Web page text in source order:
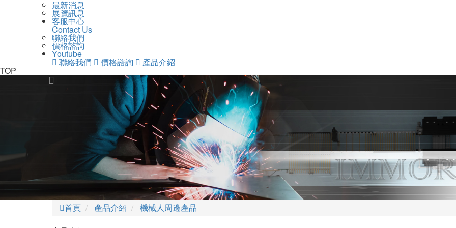
最新消息
展覽訊息
客服中心
Contact Us
聯絡我們
價格諮詢
Youtube
聯絡我們 價格諮詢 產品介紹
TOP
回 Previous
首頁 產品介紹
機械人周邊產品